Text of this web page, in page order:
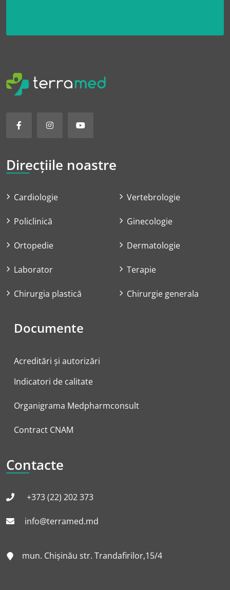
Direcțiile noastre
Cardiologie
Policlinică
Ortopedie
Laborator
Chirurgia plastică
Vertebrologie
Ginecologie
Dermatologie
Terapie
Chirurgie generala
Documente
Acreditări și autorizări
Indicatori de calitate
Organigrama Medpharmconsult
Contract CNAM
Contacte
+373 (22) 202 373
info@terramed.md
mun. Chișinău str. Trandafirilor,15/4